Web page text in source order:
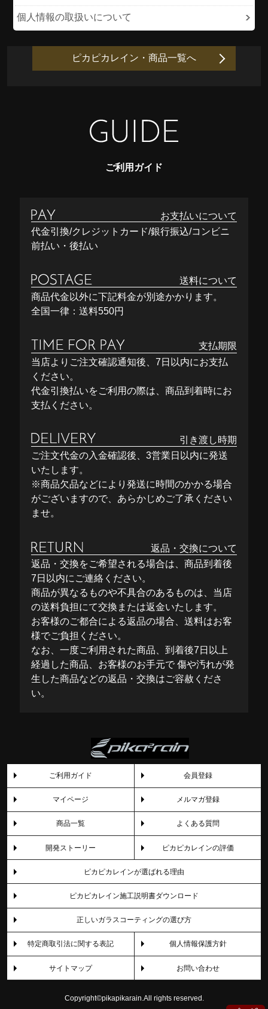
個人情報の取扱いについて
ピカピカレイン・商品一覧へ
ご利用ガイド
お支払いについて
代金引換/クレジットカード/銀行振込/コンビニ
前払い・後払い
送料について
商品代金以外に下記料金が別途かかります。
全国一律：送料550円
支払期限
当店よりご注文確認通知後、7日以内にお支払
ください。
代金引換払いをご利用の際は、商品到着時にお
支払ください。
引き渡し時期
ご注文代金の入金確認後、3営業日以内に発送
いたします。
※商品欠品などにより発送に時間のかかる場合
がございますので、あらかじめご了承ください
ませ。
返品・交換について
返品・交換をご希望される場合は、商品到着後
7日以内にご連絡ください。
商品が異なるものや不具合のあるものは、当店
の送料負担にて交換または返金いたします。
お客様のご都合による返品の場合、送料はお客
様でご負担ください。
なお、一度ご利用された商品、到着後7日以上
経過した商品、お客様のお手元で 傷や汚れが発
生した商品などの返品・交換はご容赦くださ
い。
ご利用ガイド 会員登録
マイページ メルマガ登録
商品一覧 よくある質問
開発ストーリー ピカピカレインの評価
ピカピカレインが選ばれる理由
ピカピカレイン施工説明書ダウンロード
正しいガラスコーティングの選び方
特定商取引法に関する表記 個人情報保護方針
サイトマップ お問い合わせ
Copyright©pikapikarain.All rights reserved.